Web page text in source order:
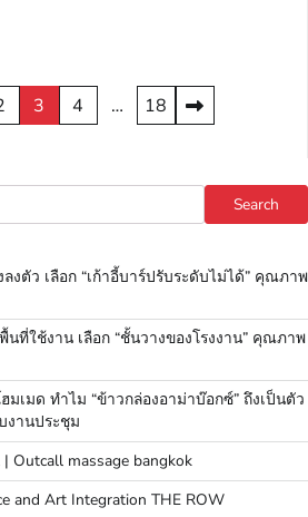
3 4 … 18
Search
งตัว เลือก “เก้าอี้บาร์ปรับระดับไม่ได้” คุณภาพ
นที่ใช้งาน เลือก “ชั้นวางของโรงงาน” คุณภาพ
มเมด ทำไม “ข้าวกล่องอาม่าบ๊อกซ์” ถึงเป็นตัว
งานประชุม
Outcall massage bangkok
and Art Integration THE ROW